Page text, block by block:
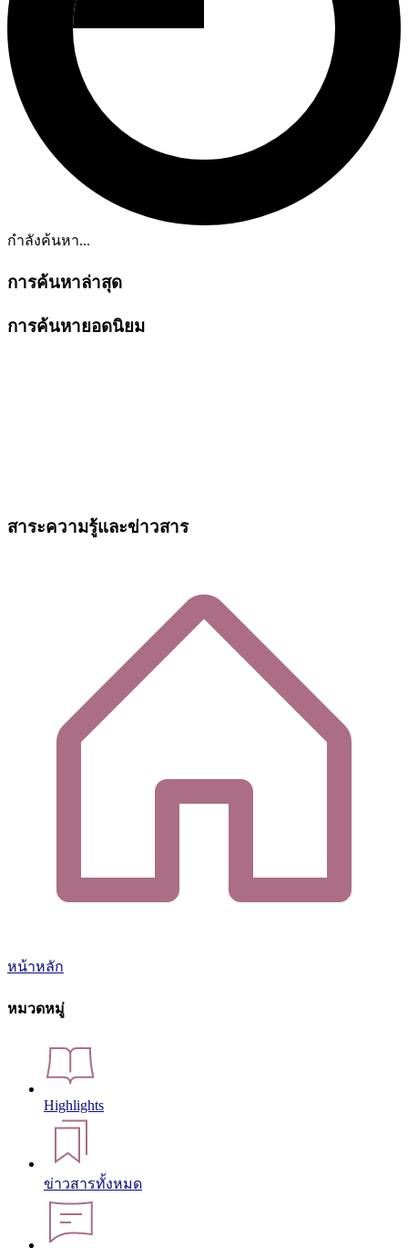
กำลังค้นหา...
การค้นหาล่าสุด
การค้นหายอดนิยม
สาระความรู้และข่าวสาร
หน้าหลัก
หมวดหมู่
Highlights
ข่าวสารทั้งหมด